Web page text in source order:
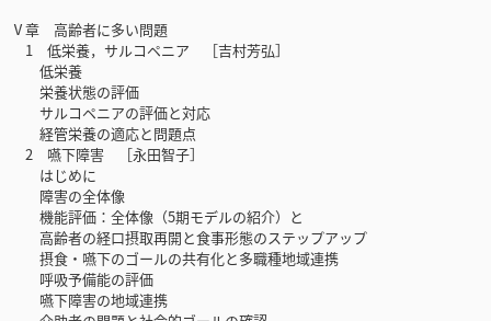
Ⅴ章 高齢者に多い問題
1 低栄養，サルコペニア ［吉村芳弘］
低栄養
栄養状態の評価
サルコペニアの評価と対応
経管栄養の適応と問題点
2 嚥下障害 ［永田智子］
はじめに
障害の全体像
機能評価：全体像（5期モデルの紹介）と
高齢者の経口摂取再開と食事形態のステップアップ
摂食・嚥下のゴールの共有化と多職種地域連携
呼吸予備能の評価
嚥下障害の地域連携